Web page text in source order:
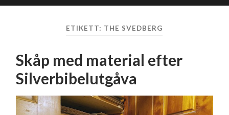
på/av
ETIKETT: THE SVEDBERG
Skåp med material efter
Silverbibelutgåva